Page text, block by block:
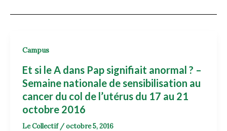
Campus
Et si le A dans Pap signifiait anormal ? –
Semaine nationale de sensibilisation au
cancer du col de l’utérus du 17 au 21
octobre 2016
Le Collectif /octobre 5, 2016